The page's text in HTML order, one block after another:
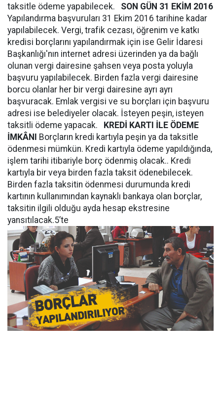
taksitle ödeme yapabilecek. SON GÜN 31 EKİM 2016
Yapılandırma başvuruları 31 Ekim 2016 tarihine kadar
yapılabilecek. Vergi, trafik cezası, öğrenim ve katkı
kredisi borçlarını yapılandırmak için ise Gelir İdaresi
Başkanlığı'nın internet adresi üzerinden ya da bağlı
olunan vergi dairesine şahsen veya posta yoluyla
başvuru yapılabilecek. Birden fazla vergi dairesine
borcu olanlar her bir vergi dairesine ayrı ayrı
başvuracak. Emlak vergisi ve su borçları için başvuru
adresi ise belediyeler olacak. İsteyen peşin, isteyen
taksitli ödeme yapacak.
KREDİ KARTI İLE ÖDEME
İMKÂNI
Borçların kredi kartıyla peşin ya da taksitle
ödenmesi mümkün. Kredi kartıyla ödeme yapıldığında,
işlem tarihi itibariyle borç ödenmiş olacak.. Kredi
kartıyla bir veya birden fazla taksit ödenebilecek.
Birden fazla taksitin ödenmesi durumunda kredi
kartının kullanımından kaynaklı bankaya olan borçlar,
taksitin ilgili olduğu ayda hesap ekstresine
yansıtılacak.5’te